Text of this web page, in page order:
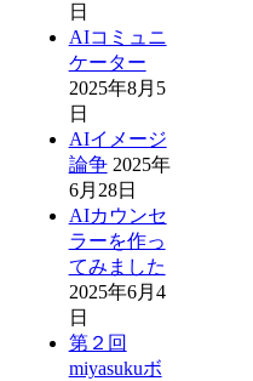
日
AIコミュニ
ケーター
2025年8月5
日
AIイメージ
論争 2025年
6月28日
AIカウンセ
ラーを作っ
てみました
2025年6月4
日
第２回
miyasukuボ